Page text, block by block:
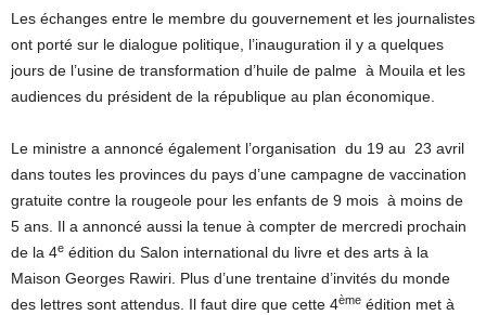
Les échanges entre le membre du gouvernement et les journalistes
ont porté sur le dialogue politique, l’inauguration il y a quelques
jours de l’usine de transformation d’huile de palme à Mouila et les
audiences du président de la république au plan économique.
Le ministre a annoncé également l’organisation du 19 au 23 avril
dans toutes les provinces du pays d’une campagne de vaccination
gratuite contre la rougeole pour les enfants de 9 mois à moins de
5 ans. Il a annoncé aussi la tenue à compter de mercredi prochain
de la 4e édition du Salon international du livre et des arts à la
Maison Georges Rawiri. Plus d’une trentaine d’invités du monde
des lettres sont attendus. Il faut dire que cette 4ème édition met à